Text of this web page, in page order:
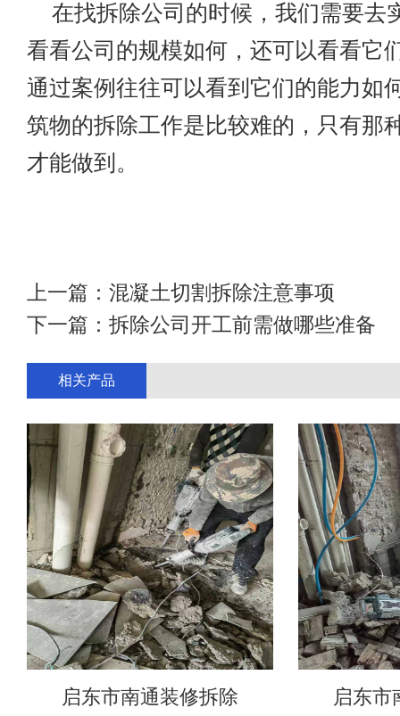
在找拆除公司的时候，我们需要去
看看公司的规模如何，还可以看看它
通过案例往往可以看到它们的能力如
筑物的拆除工作是比较难的，只有那
才能做到。
上一篇： 混凝土切割拆除注意事项
下一篇： 拆除公司开工前需做哪些准备
相关产品
启东市南通装修拆除 启东市